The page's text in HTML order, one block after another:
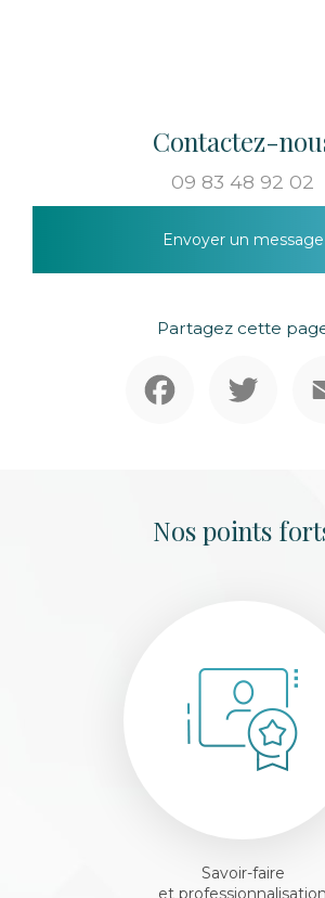
Contactez-
09 83 48 92 02
Envoyer un message
Partagez cette
Nos points
Savoir-faire
et professionnalisation